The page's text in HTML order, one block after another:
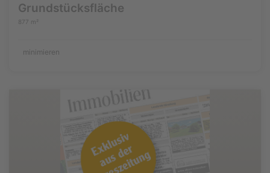
Grundstücksfläche
877 m²
minimieren